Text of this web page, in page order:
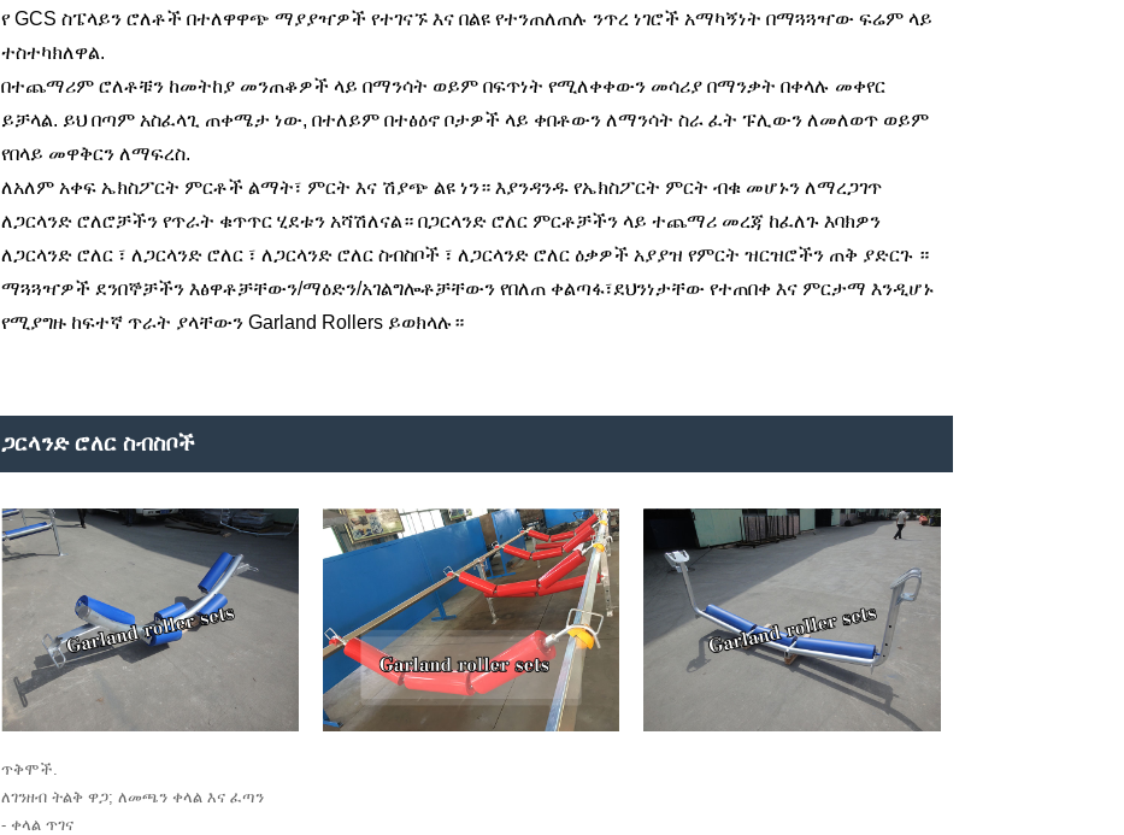
የ GCS ስፔላይን ሮለቶች በተለዋዋጭ ማያያዣዎች የተገናኙ እና በልዩ የተንጠለጠሉ ንጥረ ነገሮች አማካኝነት በማጓጓዣው ፍሬም ላይ
ተስተካክለዋል.
በተጨማሪም ሮለቶቹን ከመትከያ መንጠቆዎች ላይ በማንሳት ወይም በፍጥነት የሚለቀቀውን መሳሪያ በማንቃት በቀላሉ መቀየር
ይቻላል. ይህ በጣም አስፈላጊ ጠቀሜታ ነው, በተለይም በተፅዕኖ ቦታዎች ላይ ቀበቶውን ለማንሳት ስራ ፈት ፑሊውን ለመለወጥ ወይም
የበላይ መዋቅርን ለማፍረስ.
ለአለም አቀፍ ኤክስፖርት ምርቶች ልማት፣ ምርት እና ሽያጭ ልዩ ነን። እያንዳንዱ የኤክስፖርት ምርት ብቁ መሆኑን ለማረጋገጥ
ለጋርላንድ ሮለሮቻችን የጥራት ቁጥጥር ሂደቱን አሻሽለናል። በጋርላንድ ሮለር ምርቶቻችን ላይ ተጨማሪ መረጃ ከፈለጉ እባክዎን
ለጋርላንድ ሮለር ፣ ለጋርላንድ ሮለር ፣ ለጋርላንድ ሮለር ስብስቦች ፣ ለጋርላንድ ሮለር ዕቃዎች አያያዝ የምርት ዝርዝሮችን ጠቅ ያድርጉ ።
ማጓጓዣዎች ደንበኞቻችን እፅዋቶቻቸውን/ማዕድን/አገልግሎቶቻቸውን የበለጠ ቀልጣፋ፣ደህንነታቸው የተጠበቀ እና ምርታማ እንዲሆኑ
የሚያግዙ ከፍተኛ ጥራት ያላቸውን Garland Rollers ይወክላሉ።
ጋርላንድ ሮለር ስብስቦች
ጥቅሞች.
ለገንዘብ ትልቅ ዋጋ; ለመጫን ቀላል እና ፈጣን
- ቀላል ጥገና